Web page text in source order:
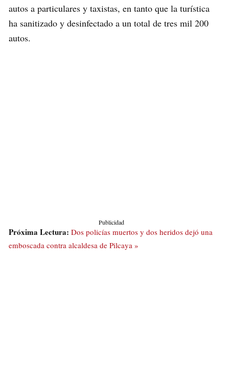
autos a particulares y taxistas, en tanto que la turística
ha sanitizado y desinfectado a un total de tres mil 200
autos.
Publicidad
Próxima Lectura: Dos policías muertos y dos heridos dejó una
emboscada contra alcaldesa de Pilcaya »